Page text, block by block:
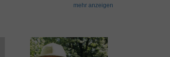
mehr anzeigen